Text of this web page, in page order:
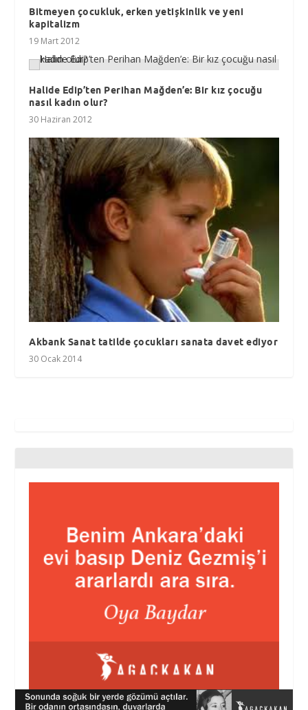
Bitmeyen çocukluk, erken yetişkinlik ve yeni
kapitalizm
19 Mart 2012
Halide Edip’ten Perihan Mağden’e: Bir kız çocuğu
nasıl kadın olur?
30 Haziran 2012
Akbank Sanat tatilde çocukları sanata davet ediyor
30 Ocak 2014